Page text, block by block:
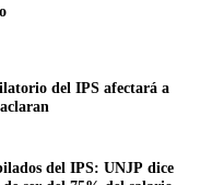
del IPS afectará a
del IPS: UNJP dice